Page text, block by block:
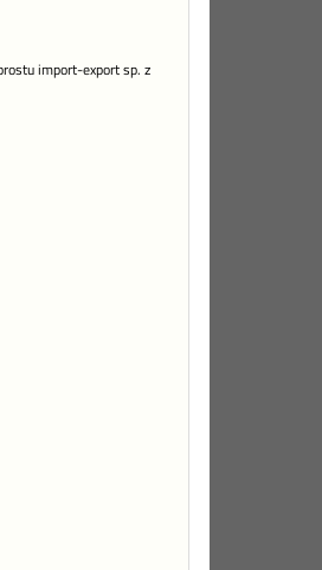
import-export sp. z